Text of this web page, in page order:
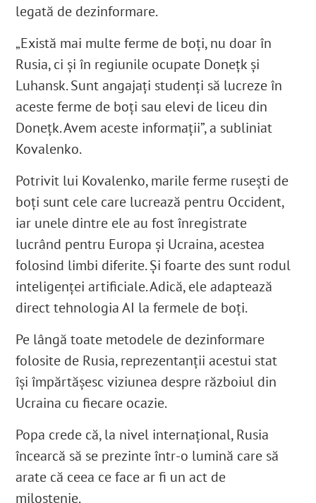
legată de dezinformare.
„Există mai multe ferme de boți, nu doar în
Rusia, ci și în regiunile ocupate Donețk și
Luhansk. Sunt angajați studenți să lucreze în
aceste ferme de boți sau elevi de liceu din
Donețk. Avem aceste informații”, a subliniat
Kovalenko.
Potrivit lui Kovalenko, marile ferme rusești de
boți sunt cele care lucrează pentru Occident,
iar unele dintre ele au fost înregistrate
lucrând pentru Europa și Ucraina, acestea
folosind limbi diferite. Și foarte des sunt rodul
inteligenței artificiale. Adică, ele adaptează
direct tehnologia AI la fermele de boți.
Pe lângă toate metodele de dezinformare
folosite de Rusia, reprezentanții acestui stat
își împărtășesc viziunea despre războiul din
Ucraina cu fiecare ocazie.
Popa crede că, la nivel internațional, Rusia
încearcă să se prezinte într-o lumină care să
arate că ceea ce face ar fi un act de
milostenie.